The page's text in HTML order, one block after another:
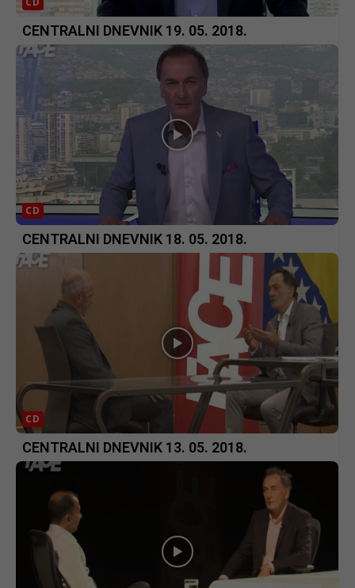
CENTRALNI DNEVNIK 19. 05. 2018.
CD
CENTRALNI DNEVNIK 18. 05. 2018.
CD
CENTRALNI DNEVNIK 13. 05. 2018.